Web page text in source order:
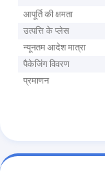
आपूर्ति की क्षमता
उत्पत्ति के प्लेस
न्यूनतम आदेश मात्रा
पैकेजिंग विवरण
प्रमाणन